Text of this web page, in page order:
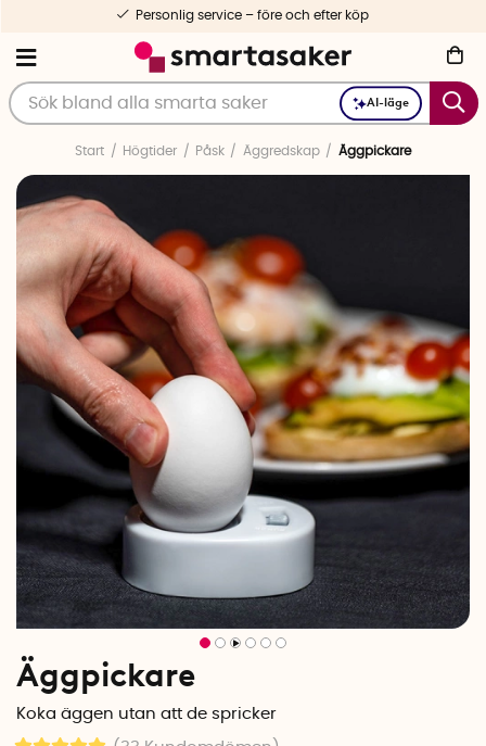
AI-läge
Personlig service – före och efter köp
Start Högtider Påsk Äggredskap Äggpickare
Äggpickare
Koka äggen utan att de spricker